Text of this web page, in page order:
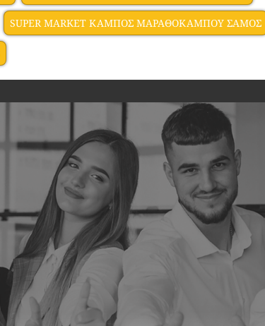
SUPER MARKET ΚΑΜΠΟΣ ΜΑΡΑΘΟΚΑΜΠΟΥ ΣΑΜΟΣ